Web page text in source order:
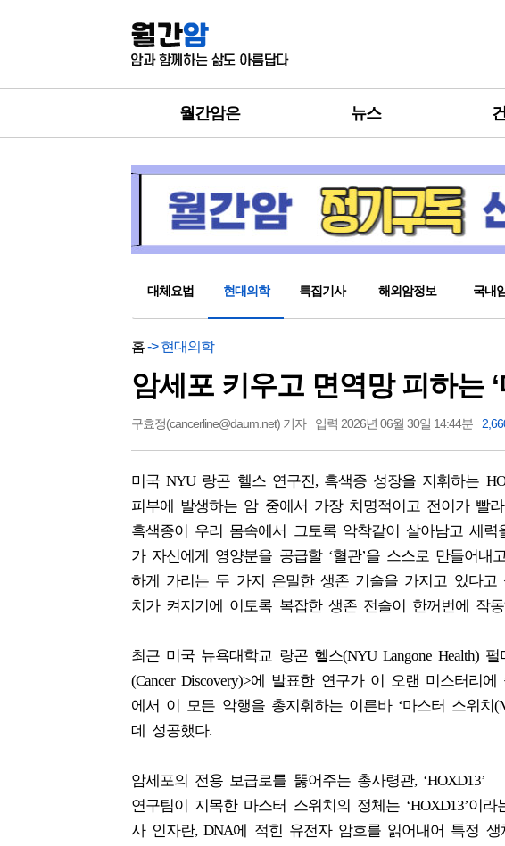
월간암은 뉴스
대체요법 현대의학 특집기사 해외암정보 국내
홈-> 현대의학
암세포 키우고 면역망 피하는
구효정(cancerline@daum.net) 기자 입력 2026년 06월 30일 14:44분
미국 NYU 랑곤 헬스 연구진, 흑색종 성장을 지휘하는
피부에 발생하는 암 중에서 가장 치명적이고 전이가 빨
흑색종이 우리 몸속에서 그토록 악착같이 살아남고 세
가 자신에게 영양분을 공급할 ‘혈관’을 스스로 만들어
하게 가리는 두 가지 은밀한 생존 기술을 가지고 있다
치가 켜지기에 이토록 복잡한 생존 전술이 한꺼번에 작
최근 미국 뉴욕대학교 랑곤 헬스(NYU Langone Health)
(Cancer Discovery)>에 발표한 연구가 이 오랜 미스터리
에서 이 모든 악행을 총지휘하는 이른바 ‘마스터 스위치
데 성공했다.
암세포의 전용 보급로를 뚫어주는 총사령관, ‘HOXD13’
연구팀이 지목한 마스터 스위치의 정체는 ‘HOXD13’이
사 인자란, DNA에 적힌 유전자 암호를 읽어내어 특정